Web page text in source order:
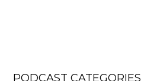
PODCAST CATEGORIES